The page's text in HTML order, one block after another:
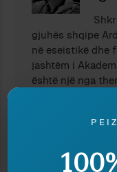
gjuhës shqipe
në eseistikë dhe
jashtëm i
është një nga
TË NGJASHME